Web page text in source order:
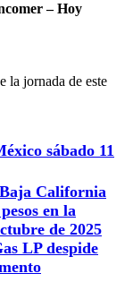
– Hoy
la jornada de este
sábado 11
California
en la
de 2025
LP despide